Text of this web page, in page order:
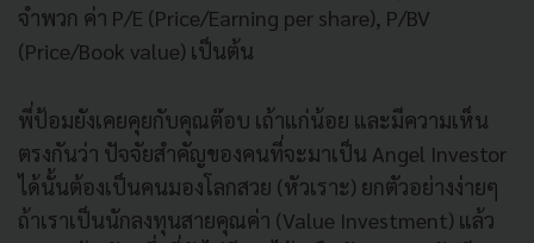
จำพวก ค่า P/E (Price/Earning per share), P/BV
(Price/Book value) เป็นต้น
พี่ป้อมยังเคยคุยกับคุณต๊อบ เถ้าแก่น้อย และมีความเห็น
ตรงกันว่า ปัจจัยสำคัญของคนที่จะมาเป็น Angel Investor
ได้นั้นต้องเป็นคนมองโลกสวย (หัวเราะ) ยกตัวอย่างง่ายๆ
ถ้าเราเป็นนักลงทุนสายคุณค่า (Value Investment) แล้ว